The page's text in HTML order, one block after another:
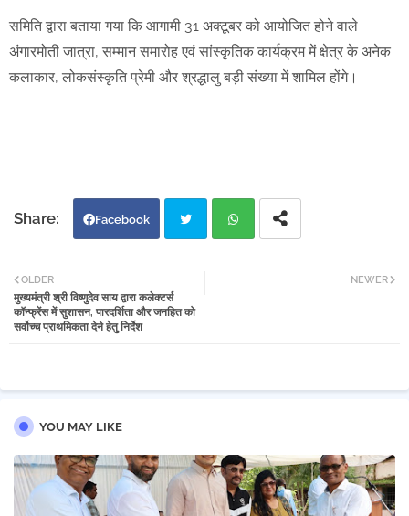
समिति द्वारा बताया गया कि आगामी 31 अक्टूबर को आयोजित होने वाले
अंगारमोती जात्रा, सम्मान समारोह एवं सांस्कृतिक कार्यक्रम में क्षेत्र के अनेक
कलाकार, लोकसंस्कृति प्रेमी और श्रद्धालु बड़ी संख्या में शामिल होंगे।
Facebook
NEWER
OLDER
मुख्यमंत्री श्री विष्णुदेव साय द्वारा कलेक्टर्स
कॉन्फ्रेंस में सुशासन, पारदर्शिता और जनहित को
सर्वोच्च प्राथमिकता देने हेतु निर्देश
YOU MAY LIKE